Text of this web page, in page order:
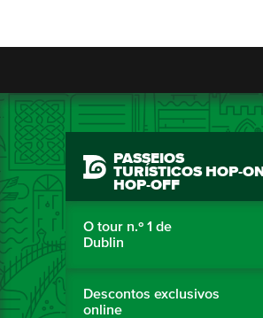
PASSEIOS
TURÍSTICOS HOP-ON
HOP-OFF
O tour n.º 1 de
Dublin
Descontos exclusivos
online